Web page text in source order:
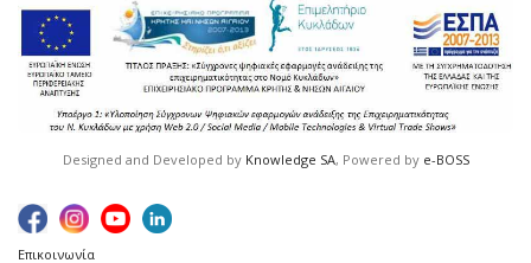
Designed and Developed by Knowledge SA, Powered by e-BOSS
Επικοινωνία